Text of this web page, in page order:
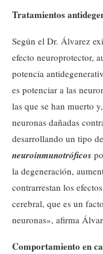
Tratamientos
Según el Dr. Álvarez
efecto neuroprotector,
potencia
es potenciar a las
las que se han muerto
neuronas dañadas
desarrollando un tipo
neuroinmunotróficos
la degeneración,
contrarrestan los
cerebral, que es un
neuronas», afirma
Comportamiento en